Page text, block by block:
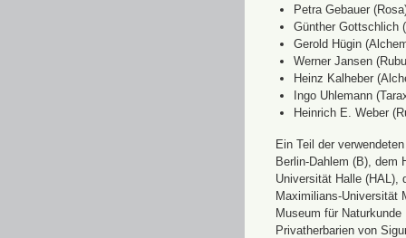
Petra Gebauer
Günther Gottschlich
Gerold Hügin
Werner Jansen
Heinz Kalheber
Ingo Uhlemann
Heinrich E. Weber
Ein Teil der
Berlin-Dahlem (B), dem
Universität Halle (HAL),
Maximilians-Universität
Museum für
Privatherbarien von